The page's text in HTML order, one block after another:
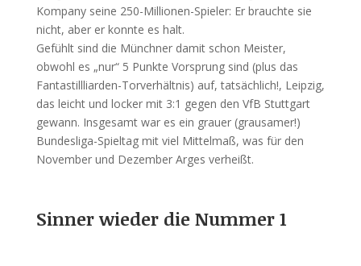
Kompany seine 250-Millionen-Spieler: Er brauchte sie
nicht, aber er konnte es halt.
Gefühlt sind die Münchner damit schon Meister,
obwohl es „nur“ 5 Punkte Vorsprung sind (plus das
Fantastillliarden-Torverhältnis) auf, tatsächlich!, Leipzig,
das leicht und locker mit 3:1 gegen den VfB Stuttgart
gewann. Insgesamt war es ein grauer (grausamer!)
Bundesliga-Spieltag mit viel Mittelmaß, was für den
November und Dezember Arges verheißt.
Sinner wieder die Nummer 1